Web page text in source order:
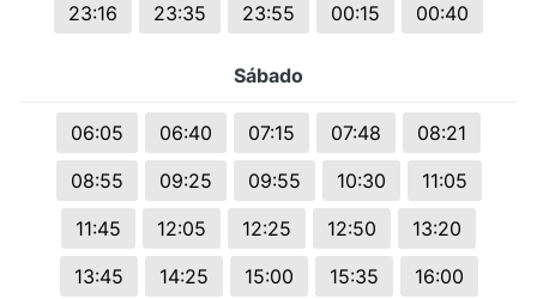
23:16
23:35 23:55 00:15 00:40
Sábado
06:05 06:40 07:15 07:48
08:21
08:55
09:25 09:55 10:30
11:05
11:45
12:05 12:25 12:50
13:20
13:45
14:25 15:00 15:35
16:00